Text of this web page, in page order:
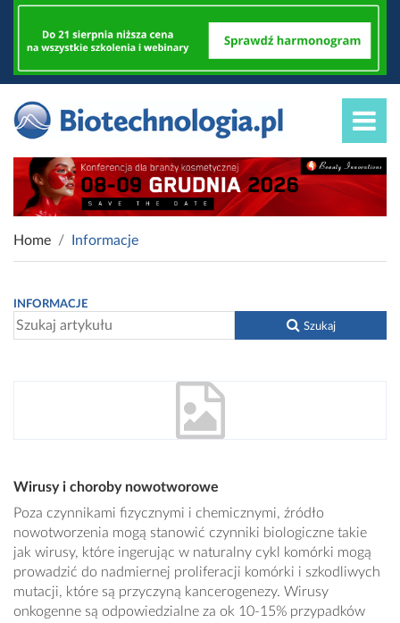
Home Informacje
INFORMACJE
Szukaj
Wirusy i choroby nowotworowe
Poza czynnikami fizycznymi i chemicznymi, źródło
nowotworzenia mogą stanowić czynniki biologiczne takie
jak wirusy, które ingerując w naturalny cykl komórki mogą
prowadzić do nadmiernej proliferacji komórki i szkodliwych
mutacji, które są przyczyną kancerogenezy. Wirusy
onkogenne są odpowiedzialne za ok 10-15% przypadków